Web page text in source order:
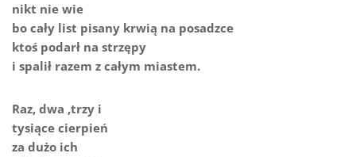
nikt nie wie
bo cały list pisany krwią na posadzce
ktoś podarł na strzępy
i spalił razem z całym miastem.
Raz, dwa ,trzy i
tysiące cierpień
za dużo ich